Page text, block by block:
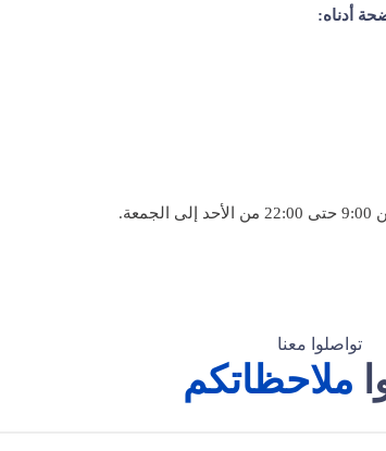
أدناه:
إلى الجمعة.
تواصلوا معنا
ملاحظاتكم